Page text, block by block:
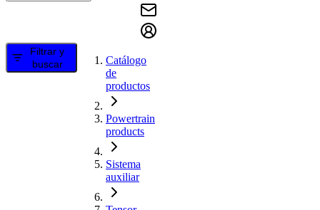
Filtrar y
buscar
Catálogo
de
productos
Powertrain
products
Sistema
auxiliar